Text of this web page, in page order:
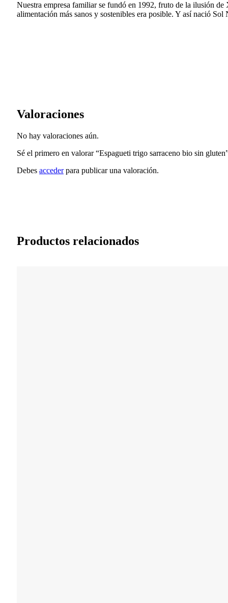
Nuestra empresa familiar se fundó en 1992, fruto de la ilusión
alimentación más sanos y sostenibles era posible. Y así nació
Valoraciones
No hay valoraciones aún.
Sé el primero en valorar “Espagueti trigo sarraceno bio sin
Debes accederpara publicar una valoración.
Productos relacionados